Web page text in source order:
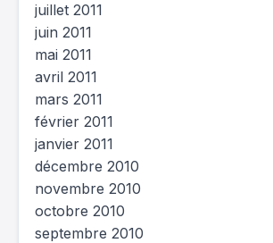
juillet 2011
juin 2011
mai 2011
avril 2011
mars 2011
février 2011
janvier 2011
décembre 2010
novembre 2010
octobre 2010
septembre 2010